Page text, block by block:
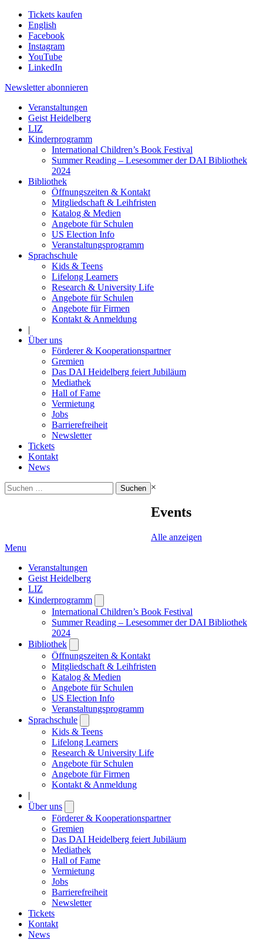
Tickets kaufen
English
Facebook
Instagram
YouTube
LinkedIn
Newsletter abonnieren
Veranstaltungen
Geist Heidelberg
LIZ
Kinderprogramm
International Children’s Book Festival
Summer Reading – Lesesommer der DAI Bibliothek
2024
Bibliothek
Öffnungszeiten & Kontakt
Mitgliedschaft & Leihfristen
Katalog & Medien
Angebote für Schulen
US Election Info
Veranstaltungsprogramm
Sprachschule
Kids & Teens
Lifelong Learners
Research & University Life
Angebote für Schulen
Angebote für Firmen
Kontakt & Anmeldung
|
Über uns
Förderer & Kooperationspartner
Gremien
Das DAI Heidelberg feiert Jubiläum
Mediathek
Hall of Fame
Vermietung
Jobs
Barrierefreiheit
Newsletter
Tickets
Kontakt
News
Suchen
nach:
×
Events
Alle anzeigen
Menu
Veranstaltungen
Geist Heidelberg
LIZ
Kinderprogramm
submenu
International Children’s Book Festival
Summer Reading – Lesesommer der DAI Bibliothek
2024
Bibliothek
submenu
Öffnungszeiten & Kontakt
Mitgliedschaft & Leihfristen
Katalog & Medien
Angebote für Schulen
US Election Info
Veranstaltungsprogramm
Sprachschule
submenu
Kids & Teens
Lifelong Learners
Research & University Life
Angebote für Schulen
Angebote für Firmen
Kontakt & Anmeldung
|
Über uns
submenu
Förderer & Kooperationspartner
Gremien
Das DAI Heidelberg feiert Jubiläum
Mediathek
Hall of Fame
Vermietung
Jobs
Barrierefreiheit
Newsletter
Tickets
Kontakt
News